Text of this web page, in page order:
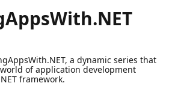
a dynamic series that
of application development
framework.